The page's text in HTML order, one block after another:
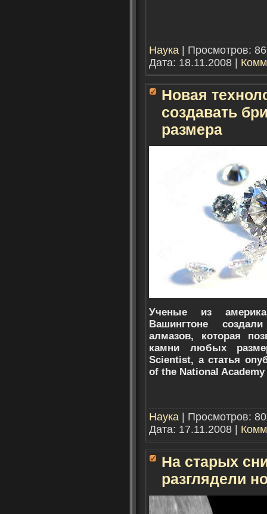
Наука | Просмотров:
Дата: 18.11.2008 |
Новая
создавать
размера
Ученые из
Вашингтоне
алмазов, которая
камни любых
Scientist, а статья
of the National
Наука | Просмотров:
Дата: 17.11.2008 |
На старых
разглядели